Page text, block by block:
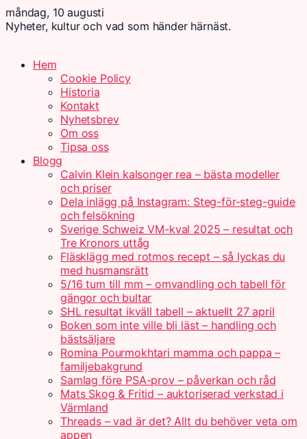
måndag, 10 augusti
Nyheter, kultur och vad som händer härnäst.
Hem
Cookie Policy
Historia
Kontakt
Nyhetsbrev
Om oss
Tipsa oss
Blogg
Calvin Klein kalsonger rea – bästa modeller
och priser
Dela inlägg på Instagram: Steg-för-steg-guide
och felsökning
Sverige Schweiz VM-kval 2025 – resultat och
Tre Kronors uttåg
Fläsklägg med rotmos recept – så lyckas du
med husmansrätt
5/16 tum till mm – omvandling och tabell för
gängor och bultar
SHL resultat ikväll tabell – aktuellt 27 april
Boken som inte ville bli läst – handling och
bästsäljare
Romina Pourmokhtari mamma och pappa –
familjebakgrund
Samlag före PSA-prov – påverkan och råd
Mats Skog & Fritid – auktoriserad verkstad i
Värmland
Threads – vad är det? Allt du behöver veta om
appen